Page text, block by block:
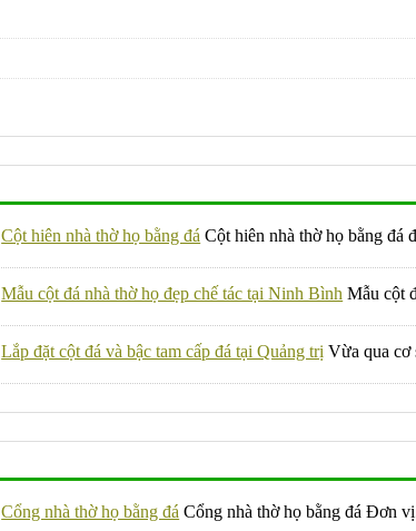
Cột hiên nhà thờ họ bằng đá Cột hiên nhà thờ họ bằng đá
Mẫu cột đá nhà thờ họ đẹp chế tác tại Ninh Bình Mẫu cột
Lắp đặt cột đá và bậc tam cấp đá tại Quảng trị Vừa qua cơ
Cổng nhà thờ họ bằng đá Cổng nhà thờ họ bằng đá Đơn